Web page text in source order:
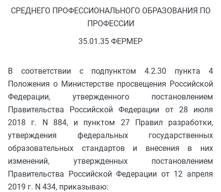
СРЕДНЕГО ПРОФЕССИОНАЛЬНОГО ОБРАЗОВАНИЯ ПО
ПРОФЕССИИ
35.01.35 ФЕРМЕР
В соответствии с подпунктом 4.2.30 пункта 4
Положения о Министерстве просвещения Российской
Федерации, утвержденного постановлением
Правительства Российской Федерации от 28 июля
2018 г. N 884, и пунктом 27 Правил разработки,
утверждения федеральных государственных
образовательных стандартов и внесения в них
изменений, утвержденных постановлением
Правительства Российской Федерации от 12 апреля
2019 г. N 434, приказываю: